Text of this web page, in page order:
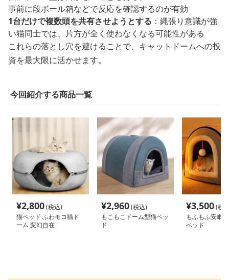
事前に段ボール箱などで反応を確認するのが有効
1台だけで複数頭を共有させようとする ：縄張り意識が強
い猫同士では、片方が全く使わなくなる可能性がある
これらの落とし穴を避けることで、キャットドームへの投
資を最大限に活かせます。
今回紹介する商品一覧
¥2,800(税込)
猫ベッド ふわモコ猫ド
ーム 変幻自在
¥2,960(税込)
もこもこドーム型猫ベッ
ド
¥3,500(税
もふもふ安眠
ベッド